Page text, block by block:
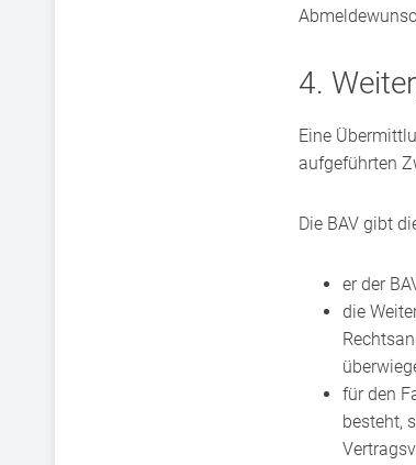
4.
Eine
aufgeführten
Die BAV gibt
er der
die
für den
besteht,